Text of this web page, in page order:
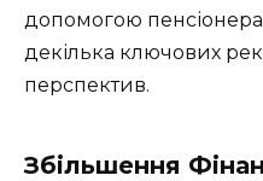
допомогою
декілька ключових
перспектив.
Збільшення